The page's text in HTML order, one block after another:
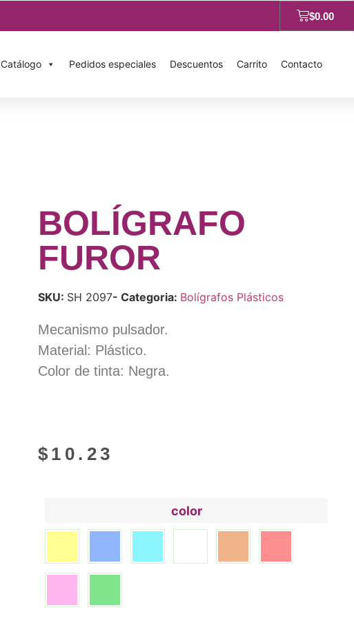
$0.00
Catálogo Pedidos especiales Descuentos Carrito Contacto
BOLÍGRAFO
FUROR
SKU: SH 2097- Categoria: Bolígrafos Plásticos
Mecanismo pulsador.
Material: Plástico.
Color de tinta: Negra.
$ 10.23
color